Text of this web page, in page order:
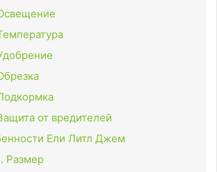
от вредителей
Ели Литл Джем
Размер